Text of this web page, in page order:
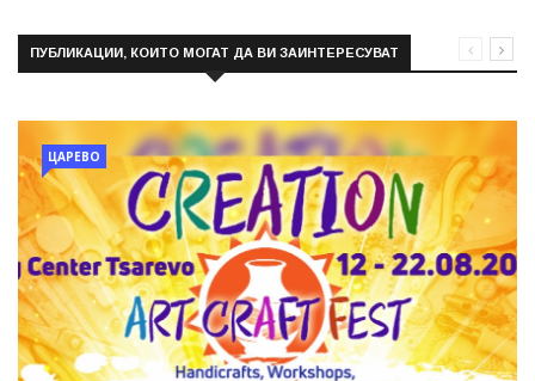
ПУБЛИКАЦИИ, КОИТО МОГАТ ДА ВИ ЗАИНТЕРЕСУВАТ
ЦАРЕВО